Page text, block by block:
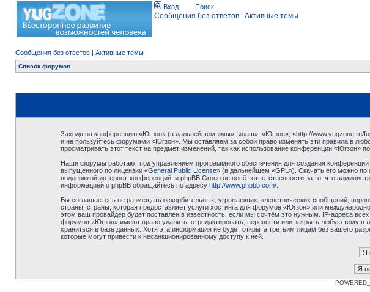
Вход Поиск
Сообщения без ответов Активные темы
Сообщения без ответов | Активные темы
Список форумов
Заходя на конференцию «Югзон» (в дальнейшем «мы», «наш», «Югзон», «http://www.yugzone.ru/
и не пользуйтесь форумами «Югзон». Мы оставляем за собой право изменять эти правила в
просматривать этот текст на предмет изменений, так как использование конференции «Югзон»
Наши форумы работают под управлением программного обеспечения для создания
выпущенного по лицензии «General Public License» (в дальнейшем «GPL»). Скачать его можно по
поддержкой интернет-конференций, и phpBB Group не несёт ответственности за то, что
информацией о phpBB обращайтесь по адресу http://www.phpbb.com/.
Вы соглашаетесь не размещать оскорбительных, угрожающих, клеветнических сообщений,
страны, страны, которая предоставляет услуги хостинга для форумов «Югзон» или
этом ваш провайдер будет поставлен в известность, если мы сочтём это нужным. IP-адреса
форумов «Югзон» имеют право удалить, отредактировать, перенести или закрыть любую тему
храниться в базе данных. Хотя эта информация не будет открыта третьим лицам без вашего
которые могут привести к несанкционированному доступу к ней.